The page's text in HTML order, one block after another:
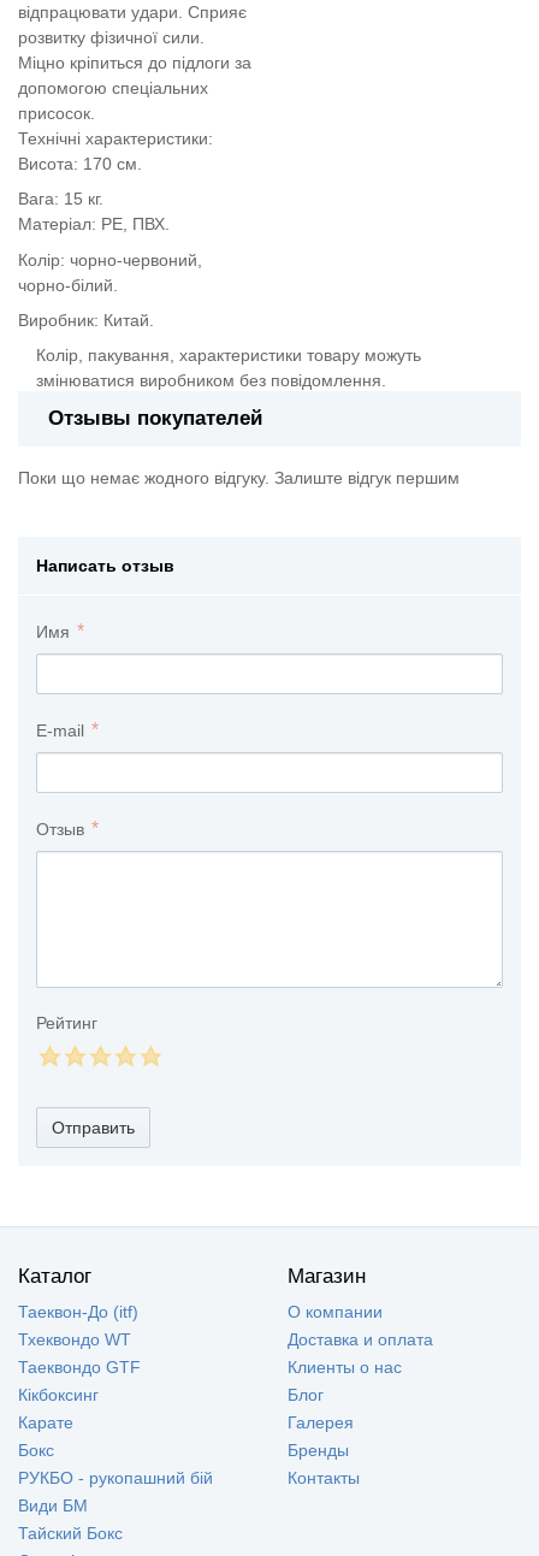
відпрацювати удари. Сприяє
розвитку фізичної сили.
Міцно кріпиться до підлоги за
допомогою спеціальних
присосок.
Технічні характеристики:
Висота: 170 см.
Вага: 15 кг.
Матеріал: PE, ПВХ.
Колір: чорно-червоний,
чорно-білий.
Виробник: Китай.
Колір, пакування, характеристики товару можуть
змінюватися виробником без повідомлення.
Отзывы покупателей
Поки що немає жодного відгуку. Залиште відгук першим
Написать отзыв
Имя
E-mail
Отзыв
Рейтинг
Отправить
Каталог
Таеквон-До (itf)
Тхеквондо WT
Таеквондо GTF
Кікбоксинг
Карате
Бокс
РУКБО - рукопашний бій
Види БМ
Тайский Бокс
Магазин
О компании
Доставка и оплата
Клиенты о нас
Блог
Галерея
Бренды
Контакты